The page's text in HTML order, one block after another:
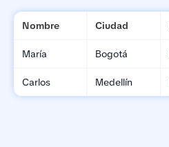
Nombre Ciudad
María Bogotá
Carlos Medellín